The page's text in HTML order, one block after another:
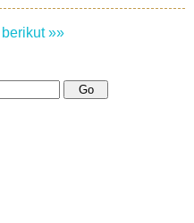
berikut »»